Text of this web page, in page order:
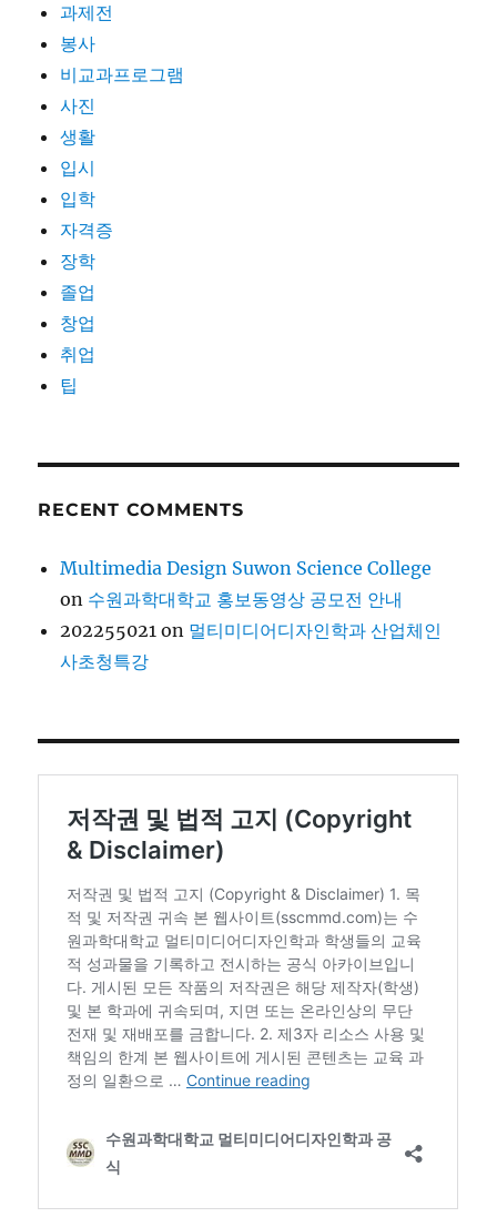
과제전
봉사
비교과프로그램
사진
생활
입시
입학
자격증
장학
졸업
창업
취업
팁
RECENT COMMENTS
Multimedia Design Suwon Science College
on 수원과학대학교 홍보동영상 공모전 안내
202255021 on 멀티미디어디자인학과 산업체인
사초청특강